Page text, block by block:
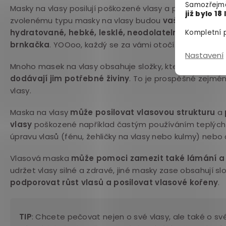
již bylo 18
Kompletní
Nastavení
Masky na vlasy posilují poškozené vlasy a přivádí je
zvolenému typu masky na vlasy budou vaše vlasy
hydratované, hebké, lesklé, neodolatelně voňavé
brnkačka. YOOoo, každý se za vámi otočí.
Mnoho masek na vlasy obsahuje složky, které
dodávají jim potřebné živiny. To je prospěšné
vlasy.
Maska na vlasy může posilovat vlasovou strukturu a
vlasy poškozené například častým používáním
úpravu vlasů (fénu, žehličky na vlasy nebo kulmy)
Vlasová maska může pomoci zamezit také lámání
udržet vlasy silné a zdravé, jiné masky zase obsahují
podporovat růst vlasů a posilovat vlasové kořeny.
TIP: Chcete pečovat nejen o své vlasy, ale také o